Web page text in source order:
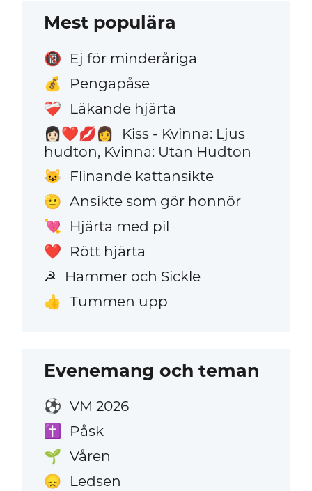
Mest populära
🔞 Ej för minderåriga
💰 Pengapåse
❤️‍🩹 Läkande hjärta
👩🏻‍❤️‍💋‍👩
Kiss - Kvinna: Ljus
hudton, Kvinna: Utan Hudton
😺 Flinande kattansikte
🫡 Ansikte som gör honnör
💘 Hjärta med pil
❤️ Rött hjärta
☭ Hammer och Sickle
👍 Tummen upp
Evenemang och teman
⚽ VM 2026
✝️ Påsk
🌱 Våren
😞 Ledsen